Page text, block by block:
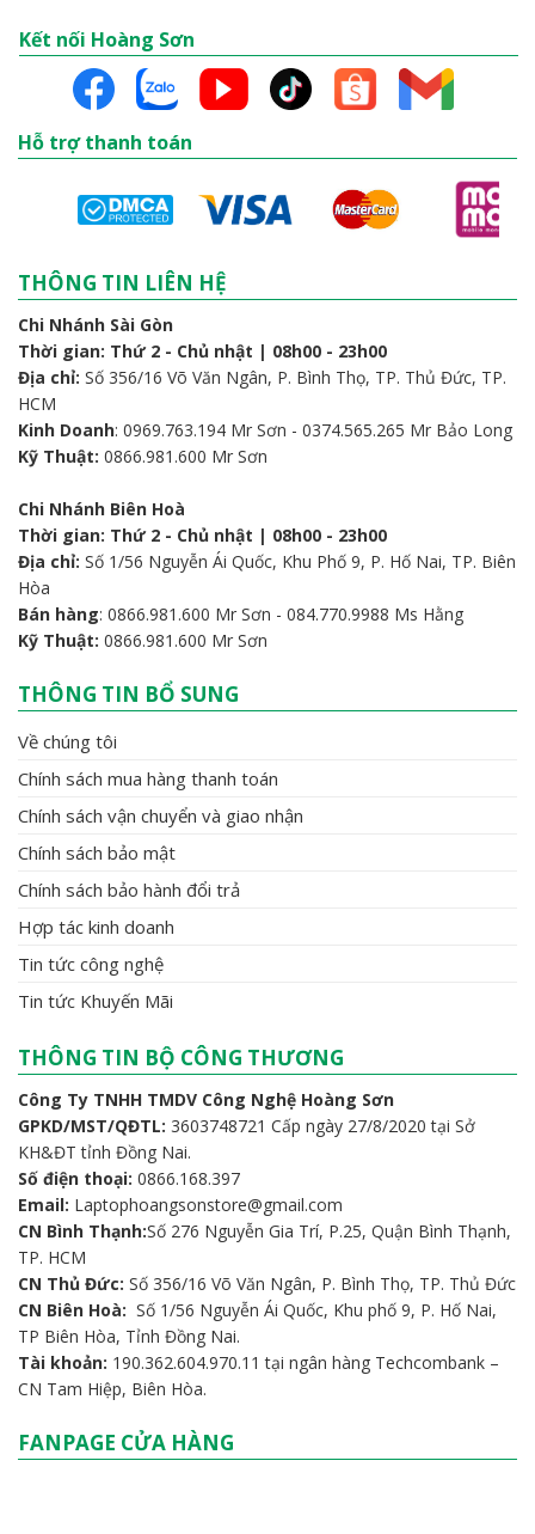
Kết nối Hoàng Sơn
Hỗ trợ thanh toán
THÔNG TIN LIÊN HỆ
Chi Nhánh Sài Gòn
Thời gian: Thứ 2 - Chủ nhật | 08h00 - 23h00
Địa chỉ: Số 356/16 Võ Văn Ngân, P. Bình Thọ, TP. Thủ Đức, TP.
HCM
Kinh Doanh: 0969.763.194 Mr Sơn - 0374.565.265 Mr Bảo Long
Kỹ Thuật: 0866.981.600 Mr Sơn
Chi Nhánh Biên Hoà
Thời gian: Thứ 2 - Chủ nhật | 08h00 - 23h00
Địa chỉ: Số 1/56 Nguyễn Ái Quốc, Khu Phố 9, P. Hố Nai, TP. Biên
Hòa
Bán hàng: 0866.981.600 Mr Sơn - 084.770.9988 Ms Hằng
Kỹ Thuật: 0866.981.600 Mr Sơn
THÔNG TIN BỔ SUNG
Về chúng tôi
Chính sách mua hàng thanh toán
Chính sách vận chuyển và giao nhận
Chính sách bảo mật
Chính sách bảo hành đổi trả
Hợp tác kinh doanh
Tin tức công nghệ
Tin tức Khuyến Mãi
THÔNG TIN BỘ CÔNG THƯƠNG
Công Ty TNHH TMDV Công Nghệ Hoàng Sơn
GPKD/MST/QĐTL: 3603748721 Cấp ngày 27/8/2020 tại Sở
KH&ĐT tỉnh Đồng Nai.
Số điện thoại: 0866.168.397
Email: Laptophoangsonstore@gmail.com
CN Bình Thạnh:Số 276 Nguyễn Gia Trí, P.25, Quận Bình Thạnh,
TP. HCM
CN Thủ Đức: Số 356/16 Võ Văn Ngân, P. Bình Thọ, TP. Thủ Đức
CN Biên Hoà: Số 1/56 Nguyễn Ái Quốc, Khu phố 9, P. Hố Nai,
TP Biên Hòa, Tỉnh Đồng Nai.
Tài khoản: 190.362.604.970.11 tại ngân hàng Techcombank –
CN Tam Hiệp, Biên Hòa.
FANPAGE CỬA HÀNG